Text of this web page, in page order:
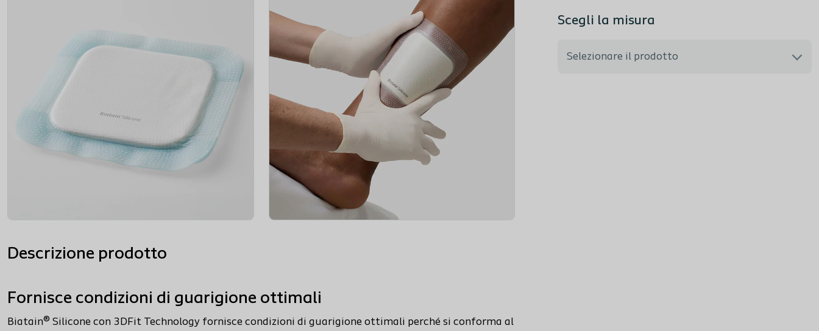
Scegli la misura
Selezionare il prodotto
Descrizione prodotto
Fornisce condizioni di guarigione ottimali
Biatain® Silicone con 3DFit Technology fornisce condizioni di guarigione ottimali perché si conforma al